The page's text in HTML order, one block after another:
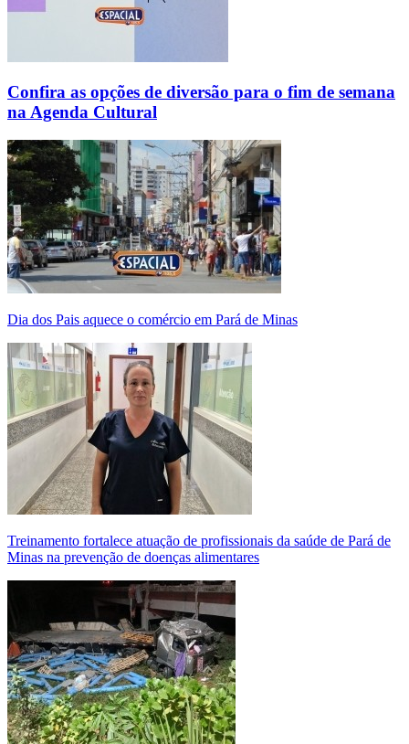
Confira as opções de diversão para o fim de semana
na Agenda Cultural
Dia dos Pais aquece o comércio em Pará de Minas
Treinamento fortalece atuação de profissionais da saúde de Pará de
Minas na prevenção de doenças alimentares